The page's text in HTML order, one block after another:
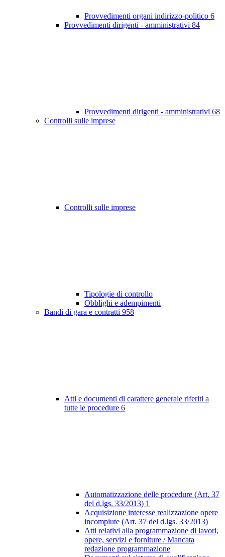
Provvedimenti organi indirizzo-politico 6
Provvedimenti dirigenti - amministrativi 84
Provvedimenti dirigenti - amministrativi 68
Controlli sulle imprese
Controlli sulle imprese
Tipologie di controllo
Obblighi e adempimenti
Bandi di gara e contratti 958
Atti e documenti di carattere generale riferiti a
tutte le procedure 6
Automatizzazione delle procedure (Art. 37
del d.lgs. 33/2013) 1
Acquisizione interesse realizzazione opere
incompiute (Art. 37 del d.lgs. 33/2013)
Atti relativi alla programmazione di lavori,
opere, servizi e forniture / Mancata
redazione programmazione